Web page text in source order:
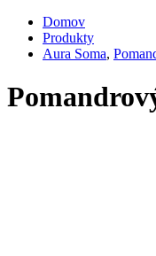
Domov
Produkty
Aura Soma,